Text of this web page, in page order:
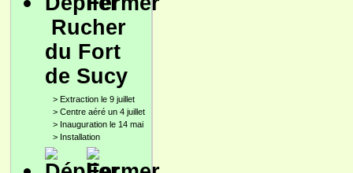
Rucher
du Fort
de Sucy
> Extraction le 9 juillet
> Centre aéré un 4 juillet
> Inauguration le 14 mai
> Installation